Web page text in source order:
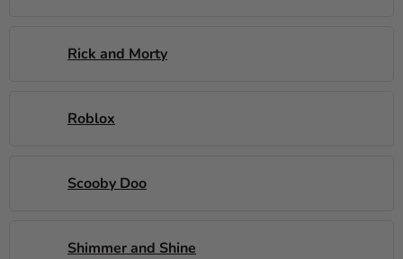
Rick and Morty
Roblox
Scooby Doo
Shimmer and Shine